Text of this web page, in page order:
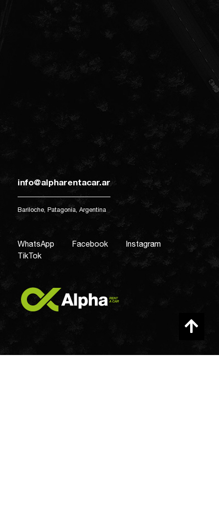
info@alpharentacar.ar
Bariloche, Patagonia, Argentina
WhatsApp Facebook
Instagram
TikTok